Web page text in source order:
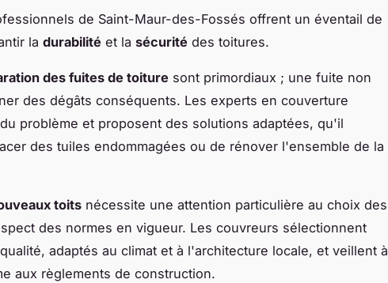
de Saint-Maur-des-Fossés offrent un éventail de
la durabilité et la sécurité des toitures.
des fuites de toiture sont primordiaux ; une fuite non
des dégâts conséquents. Les experts en couverture
problème et proposent des solutions adaptées, qu'il
des tuiles endommagées ou de rénover l'ensemble de la
toits nécessite une attention particulière au choix des
des normes en vigueur. Les couvreurs sélectionnent
adaptés au climat et à l'architecture locale, et veillent à
aux règlements de construction.